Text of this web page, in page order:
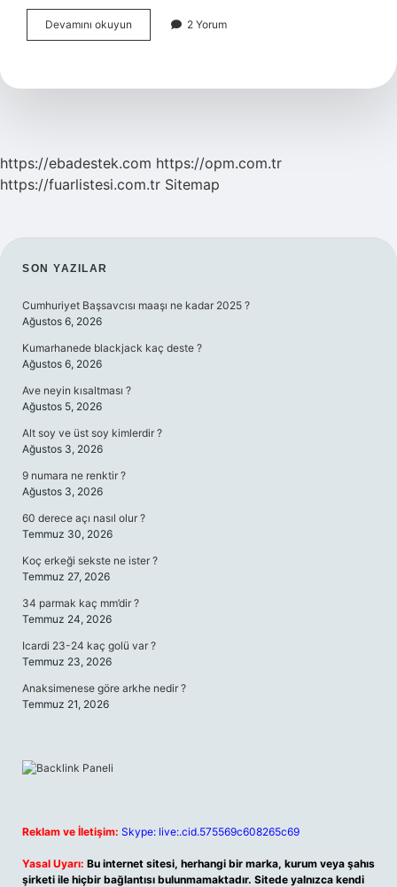
Devamını okuyun
Dergisini
2 Yorum
https://ebadestek.com https://opm.com.tr
https://fuarlistesi.com.tr Sitemap
SIDEBAR
SON YAZILAR
Cumhuriyet Başsavcısı maaşı ne kadar 2025 ?
Ağustos 6, 2026
Kumarhanede blackjack kaç deste ?
Ağustos 6, 2026
Ave neyin kısaltması ?
Ağustos 5, 2026
Alt soy ve üst soy kimlerdir ?
Ağustos 3, 2026
9 numara ne renktir ?
Ağustos 3, 2026
60 derece açı nasıl olur ?
Temmuz 30, 2026
Koç erkeği sekste ne ister ?
Temmuz 27, 2026
34 parmak kaç mm’dir ?
Temmuz 24, 2026
Icardi 23-24 kaç golü var ?
Temmuz 23, 2026
Anaksimenese göre arkhe nedir ?
Temmuz 21, 2026
Reklam ve İletişim: Skype: live:.cid.575569c608265c69
Yasal Uyarı: Bu internet sitesi, herhangi bir marka, kurum veya şahıs
şirketi ile hiçbir bağlantısı bulunmamaktadır. Sitede yalnızca kendi